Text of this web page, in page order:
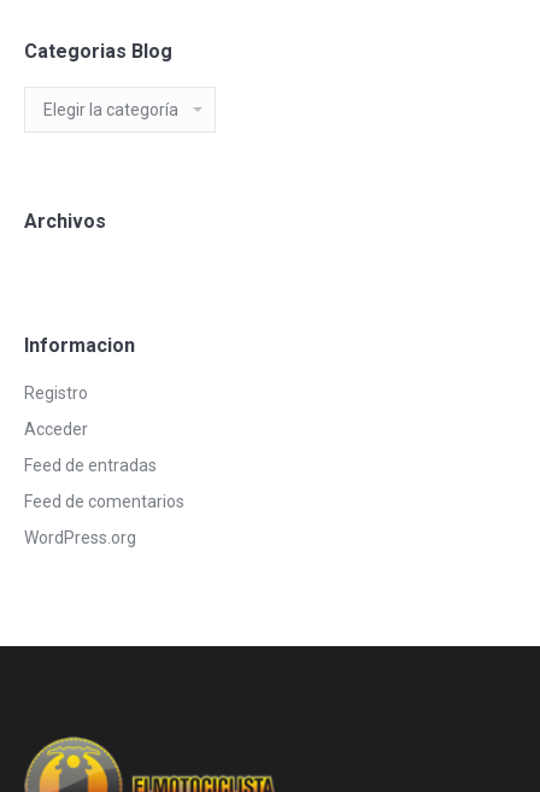
Categorias Blog
Categorias
Blog
Archivos
Informacion
Registro
Acceder
Feed de entradas
Feed de comentarios
WordPress.org